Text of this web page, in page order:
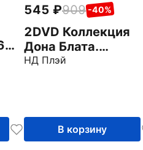
545 909 -40%
2DVD Коллекция
Дона Блата.
Анастаcия. Все псы
НД Плэй
В корзину